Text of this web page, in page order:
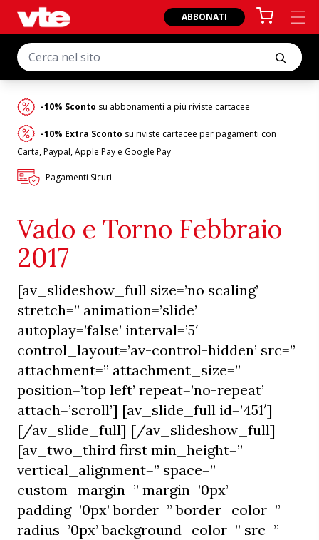
ABBONATI
-10% Sconto su abbonamenti a più riviste cartacee
-10% Extra Sconto su riviste cartacee per pagamenti con
Carta, Paypal, Apple Pay e Google Pay
Pagamenti Sicuri
Vado e Torno Febbraio
2017
[av_slideshow_full size=’no scaling’
stretch=” animation=’slide’
autoplay=’false’ interval=’5′
control_layout=’av-control-hidden’ src=”
attachment=” attachment_size=”
position=’top left’ repeat=’no-repeat’
attach=’scroll’] [av_slide_full id=’451′]
[/av_slide_full] [/av_slideshow_full]
[av_two_third first min_height=”
vertical_alignment=” space=”
custom_margin=” margin=’0px’
padding=’0px’ border=” border_color=”
radius=’0px’ background_color=” src=”